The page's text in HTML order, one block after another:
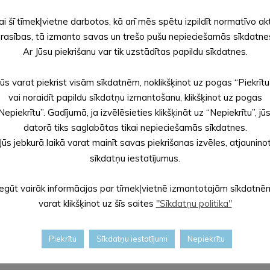
piemaisījumiem, kā arī kannām jābūt bez korķiem.
decembrim nodevuši vismaz 5 m³ vai 0,8 tonnas
izmantot ZAAO pakalpojumu saņemšanai, piemēram,
apsaimniekošanas pakalpojuma izmaksas. Balvu izloze
EKO laukumos, šie apjomi akcijā netiek ieskaitīti.
rakstot uz e-pasta adresi zaao@zaao.lv vai zvanot uz
Ar darba laiku iespējams iepazīties
šī tīmekļvietne darbotos, kā arī mēs spētu izpildīt normatīvo
tā izmanto savas un trešo pušu nepieciešamās
Ar Jūsu piekrišanu var tik uzstādītas papildu sīkdatnes.
varat piekrist visām sīkdatnēm, noklikšķinot uz pogas
vai noraidīt papildu sīkdatņu izmantošanu, klikšķinot uz pogas
Gadījumā, ja izvēlēsieties klikšķināt uz “Nepiekrītu”,
datorā tiks saglabātas tikai nepieciešamās sīkdatnes.
Jūs jebkurā laikā varat mainīt savas piekrišanas izvēles,
sīkdatņu iestatījumus.
vairāk informācijas par tīmekļvietnē izmantotajām
varat klikšķinot uz šīs saites "Sīkdatņu politika"
Piekrītu Sīkdatņu iestatījumi Nepiekrītu